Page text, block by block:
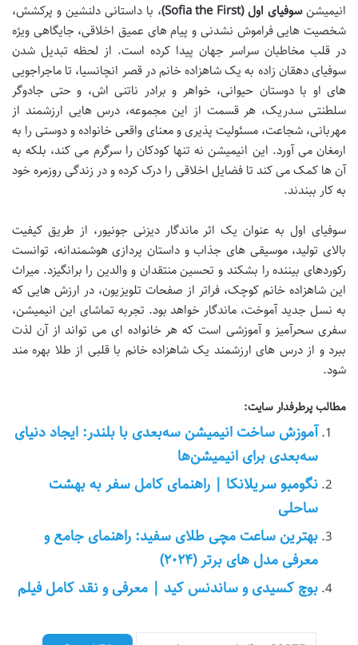
انیمیشنسوفیای اول (Sofia the First)
، با داستانی دلنشین و پرکشش،
شخصیت هایی فراموش نشدنی و پیام های عمیق اخلاقی، جایگاهی ویژه
در قلب مخاطبان سراسر جهان پیدا کرده است. از لحظه تبدیل شدن
سوفیای دهقان زاده به یک شاهزاده خانم در قصر انچانسیا، تا ماجراجویی
های او با دوستان حیوانی، خواهر و برادر ناتنی اش، و حتی جادوگر
سلطنتی سدریک، هر قسمت از این مجموعه، درس هایی ارزشمند از
مهربانی، شجاعت، مسئولیت پذیری و معنای واقعی خانواده و دوستی را به
ارمغان می آورد. این انیمیشن نه تنها کودکان را سرگرم می کند، بلکه به
آن ها کمک می کند تا فضایل اخلاقی را درک کرده و در زندگی روزمره خود
به کار ببندند.
سوفیای اول به عنوان یک اثر ماندگار دیزنی جونیور، از طریق کیفیت
بالای تولید، موسیقی های جذاب و داستان پردازی هوشمندانه، توانست
رکوردهای بیننده را بشکند و تحسین منتقدان و والدین را برانگیزد. میراث
این شاهزاده خانم کوچک، فراتر از صفحات تلویزیون، در ارزش هایی که
به نسل جدید آموخت، ماندگار خواهد بود. تجربه تماشای این انیمیشن،
سفری سحرآمیز و آموزشی است که هر خانواده ای می تواند از آن لذت
ببرد و از درس های ارزشمند یک شاهزاده خانم با قلبی از طلا بهره مند
شود.
مطالب پرطرفدار سایت:
آموزش ساخت انیمیشن سه‌بعدی با بلندر: ایجاد دنیای
سه‌بعدی برای انیمیشن‌ها
نگومبو سریلانکا | راهنمای کامل سفر به بهشت
ساحلی
بهترین ساعت مچی طلای سفید: راهنمای جامع و
معرفی مدل های برتر (۲۰۲۴)
بوچ کسیدی و ساندنس کید | معرفی و نقد کامل فیلم